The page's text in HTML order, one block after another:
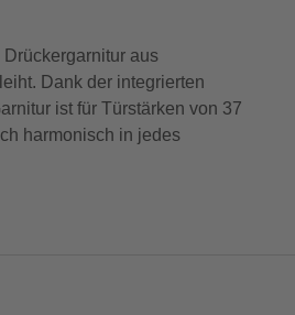
aus
Dank der integrierten
ist für Türstärken von 37
harmonisch in jedes